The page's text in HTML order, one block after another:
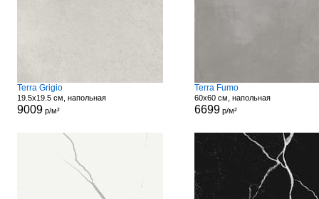
Terra Grigio
19.5x19.5 см, напольная
9009р/м²
Terra Fumo
60x60 см, напольная
6699р/м²